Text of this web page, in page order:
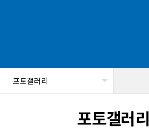
포토갤러리
포토갤러리